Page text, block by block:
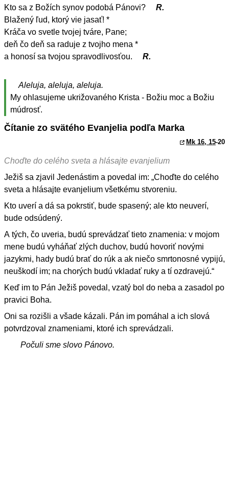
Kto sa z Božích synov podobá Pánovi?
R.
Blažený ľud, ktorý vie jasať! *
Kráča vo svetle tvojej tváre, Pane;
deň čo deň sa raduje z tvojho mena *
a honosí sa tvojou spravodlivosťou.
R.
Aleluja, aleluja, aleluja.
My ohlasujeme ukrižovaného Krista - Božiu moc a Božiu
múdrosť.
Čítanie zo svätého Evanjelia podľa Marka
Mk 16, 15-20
Choďte do celého sveta a hlásajte evanjelium
Ježiš sa zjavil Jedenástim a povedal im: „Choďte do celého
sveta a hlásajte evanjelium všetkému stvoreniu.
Kto uverí a dá sa pokrstiť, bude spasený; ale kto neuverí,
bude odsúdený.
A tých, čo uveria, budú sprevádzať tieto znamenia: v mojom
mene budú vyháňať zlých duchov, budú hovoriť novými
jazykmi, hady budú brať do rúk a ak niečo smrtonosné vypijú,
neuškodí im; na chorých budú vkladať ruky a tí ozdravejú.“
Keď im to Pán Ježiš povedal, vzatý bol do neba a zasadol po
pravici Boha.
Oni sa rozišli a všade kázali. Pán im pomáhal a ich slová
potvrdzoval znameniami, ktoré ich sprevádzali.
Počuli sme slovo Pánovo.